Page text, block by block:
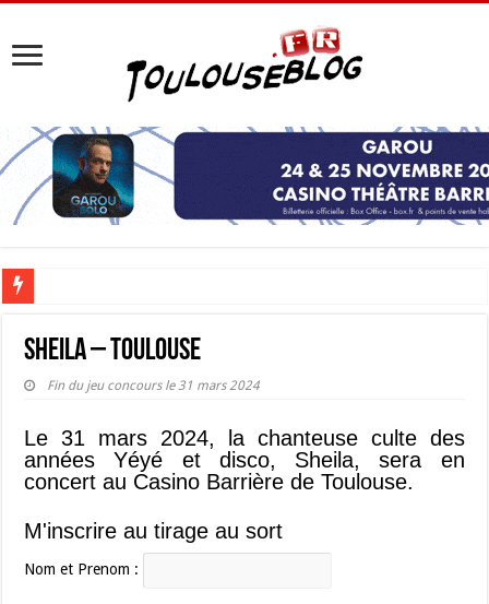
Sheila – Toulouse
Fin du jeu concours le 31 mars 2024
Le 31 mars 2024, la chanteuse culte des
années Yéyé et disco, Sheila, sera en
concert au Casino Barrière de Toulouse.
M'inscrire au tirage au sort
Nom et Prenom :